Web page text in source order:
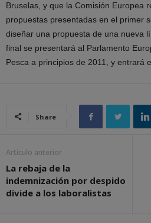
Bruselas, y que la Comisión Europea
propuestas presentadas en el primer
diseñar una propuesta de una nueva
final se presentará al Parlamento
Pesca a principios de 2011, y entrará
Share
Artículo anterior
La rebaja de la
indemnización por despido
divide a los laboralistas